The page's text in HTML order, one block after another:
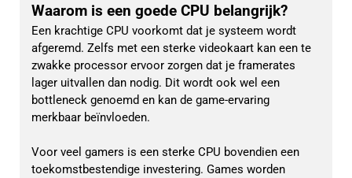
Waarom is een goede CPU belangrijk?
Een krachtige CPU voorkomt dat je systeem wordt
afgeremd. Zelfs met een sterke videokaart kan een te
zwakke processor ervoor zorgen dat je framerates
lager uitvallen dan nodig. Dit wordt ook wel een
bottleneck genoemd en kan de game-ervaring
merkbaar beïnvloeden.
Voor veel gamers is een sterke CPU bovendien een
toekomstbestendige investering. Games worden